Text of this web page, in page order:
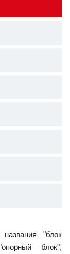
названия "блок
блок",